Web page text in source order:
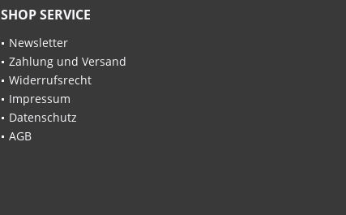
SHOP SERVICE
Newsletter
Zahlung und Versand
Widerrufsrecht
Impressum
Datenschutz
AGB